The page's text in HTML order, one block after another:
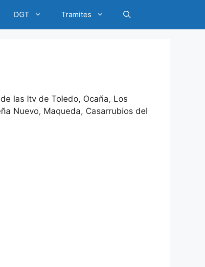
DGT Tramites
las Itv de Toledo, Ocaña, Los
Nuevo, Maqueda, Casarrubios del